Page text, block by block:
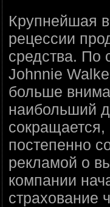
Крупнейшая
рецессии
средства. По
Johnnie
больше
наибольший
сокращается,
постепенно
рекламой о
компании
страхование